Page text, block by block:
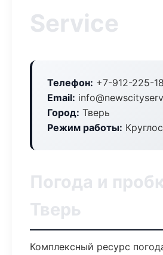
Service
Телефон: +7-912-225-
Email:
Город: Тверь
Режим работы:
Погода и
Тверь
Комплексный ресурс